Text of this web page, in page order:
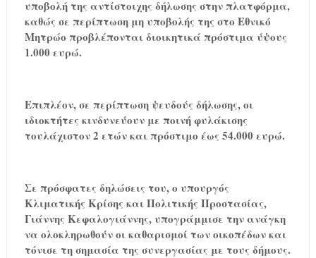
υποβολή της αντίστοιχης δήλωσης στην πλατφόρμα,
καθώς σε περίπτωση μη υποβολής της στο Εθνικό
Μητρώο προβλέπονται διοικητικά πρόστιμα ύψους
1.000 ευρώ.
Επιπλέον, σε περίπτωση ψευδούς δήλωσης, οι
ιδιοκτήτες κινδυνεύουν με ποινή φυλάκισης
τουλάχιστον 2 ετών και πρόστιμο έως 54.000 ευρώ.
Σε πρόσφατες δηλώσεις του, ο υπουργός
Κλιματικής Κρίσης και Πολιτικής Προστασίας,
Γιάννης Κεφαλογιάννης, υπογράμμισε την ανάγκη
να ολοκληρωθούν οι καθαρισμοί των οικοπέδων και
τόνισε τη σημασία της συνεργασίας με τους δήμους.